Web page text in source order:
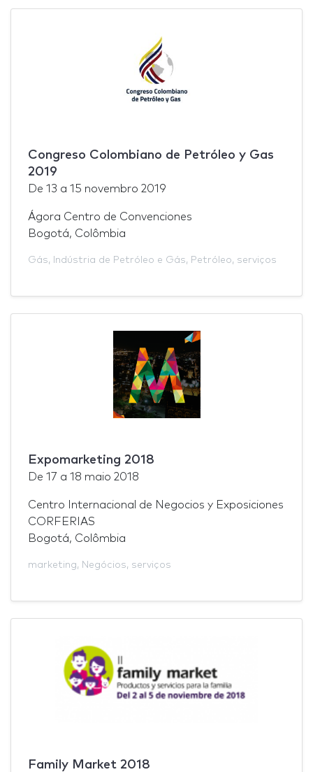
Congreso Colombiano de Petróleo y Gas
2019
De 13 a 15 novembro 2019
Ágora Centro de Convenciones
Bogotá, Colômbia
Gás, Indústria de Petróleo e Gás, Petróleo, serviços
Expomarketing 2018
De 17 a 18 maio 2018
Centro Internacional de Negocios y Exposiciones
CORFERIAS
Bogotá, Colômbia
marketing, Negócios, serviços
Family Market 2018